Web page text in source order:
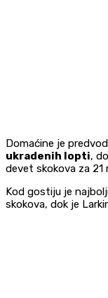
Domaćine je
ukradenih lopti,
devet skokova za 21
Kod gostiju je
skokova, dok je